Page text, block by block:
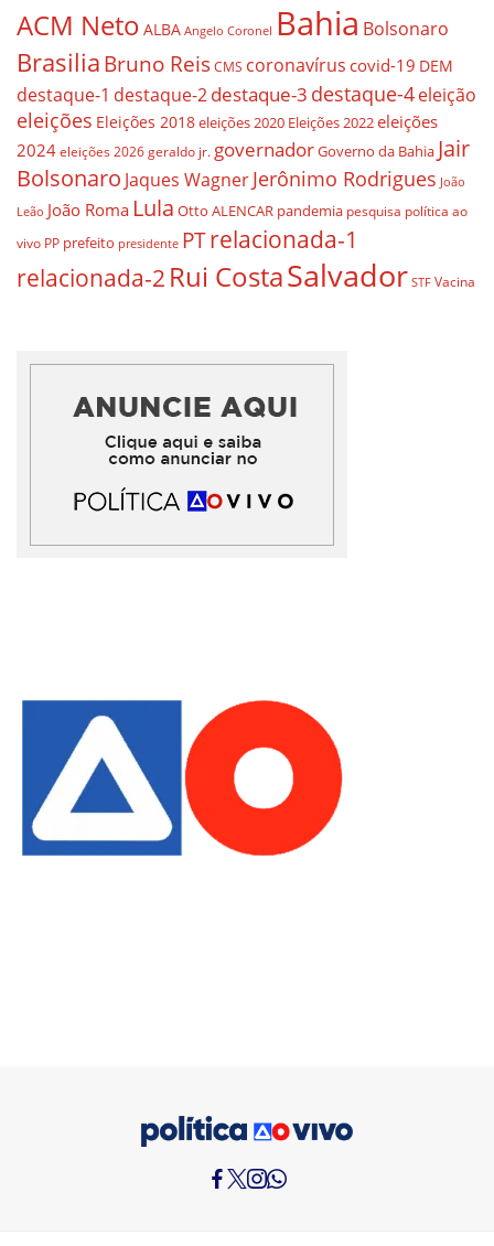
ACM Neto ALBA Angelo Coronel Bahia Bolsonaro
BrasiliaBruno ReisCMS coronavírus covid-19 DEM
destaque-1 destaque-2destaque-3 destaque-4eleição
eleições Eleições 2018eleições 2020 Eleições 2022eleições
2024 eleições 2026 geraldo jr. governadorGoverno da Bahia Jair
Bolsonaro Jaques WagnerJerônimo Rodrigues João
Leão João Roma Lula Otto ALENCAR pandemia pesquisa política ao
vivo PP prefeito presidente PTrelacionada-1
relacionada-2 Rui CostaSalvador STF Vacina